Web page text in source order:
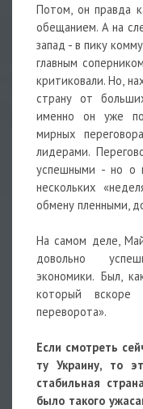
Потом, он правда
обещанием. А на
запад - в пику
главным
критиковали. Но,
страну от
именно он уже
мирных
лидерами.
успешными - но о
нескольких
обмену пленными,
На самом деле,
довольно
экономики. Был,
который вскоре
переворота».
Если смотреть
ту Украину, то
стабильная
было такого